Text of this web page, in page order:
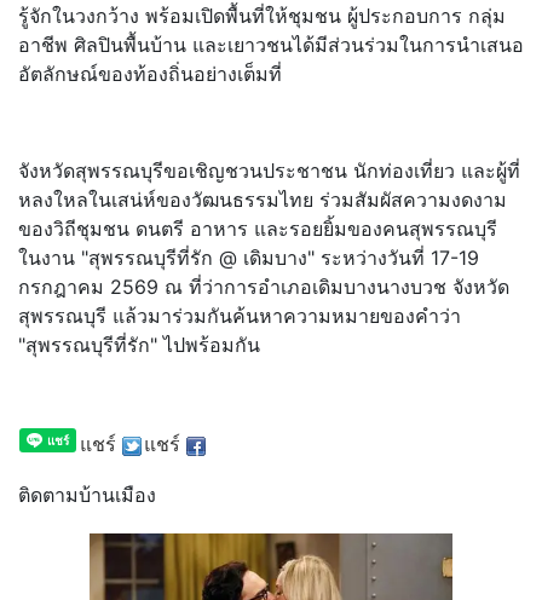
รู้จักในวงกว้าง พร้อมเปิดพื้นที่ให้ชุมชน ผู้ประกอบการ กลุ่ม
อาชีพ ศิลปินพื้นบ้าน และเยาวชนได้มีส่วนร่วมในการนำเสนอ
อัตลักษณ์ของท้องถิ่นอย่างเต็มที่
จังหวัดสุพรรณบุรีขอเชิญชวนประชาชน นักท่องเที่ยว และผู้ที่
หลงใหลในเสน่ห์ของวัฒนธรรมไทย ร่วมสัมผัสความงดงาม
ของวิถีชุมชน ดนตรี อาหาร และรอยยิ้มของคนสุพรรณบุรี
ในงาน "สุพรรณบุรีที่รัก @ เดิมบาง" ระหว่างวันที่ 17-19
กรกฎาคม 2569 ณ ที่ว่าการอำเภอเดิมบางนางบวช จังหวัด
สุพรรณบุรี แล้วมาร่วมกันค้นหาความหมายของคำว่า
"สุพรรณบุรีที่รัก" ไปพร้อมกัน
แชร์ แชร์
ติดตามบ้านเมือง